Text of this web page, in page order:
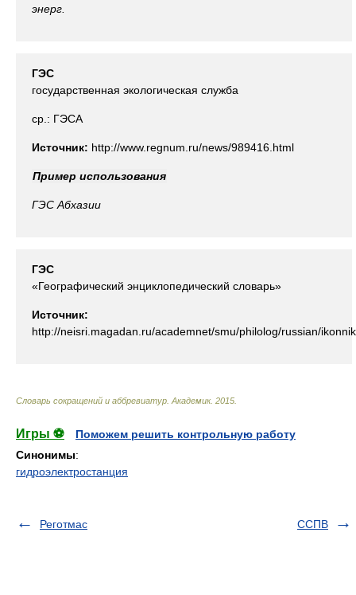
энерг.
ГЭС
государственная экологическая служба
ср.: ГЭСА
Источник: http://www.regnum.ru/news/989416.html
Пример использования
ГЭС Абхазии
ГЭС
«Географический энциклопедический словарь»
Источник:
http://neisri.magadan.ru/academnet/smu/philolog/russian/
Словарь сокращений и аббревиатур Академик. 2015
Игры ⚽
Поможем решить контрольную работу
Синонимы:
гидроэлектростанция
Реготмас ССПВ